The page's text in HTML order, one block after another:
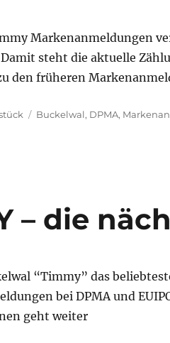
Markenanmeldungen
steht die aktuelle
den früheren
Tags
Buckelwal, DPMA,
– die
“Timmy” das
bei DPMA und
geht weiter